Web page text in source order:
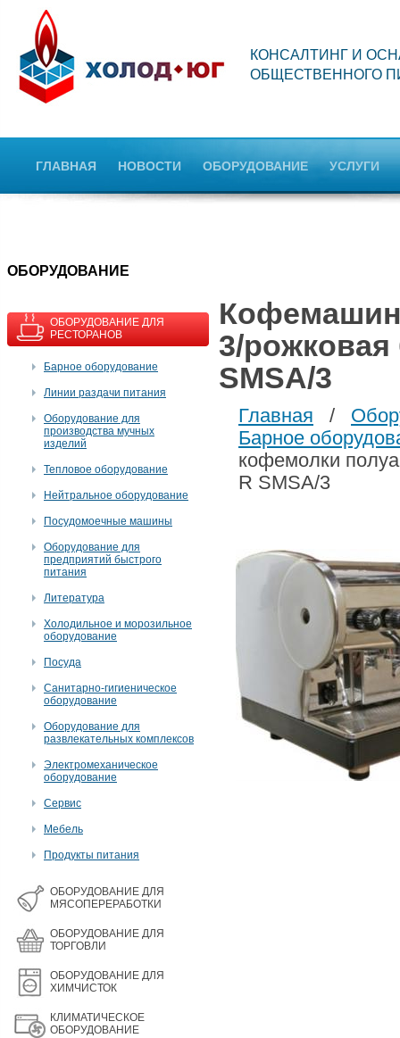
КОНСАЛТИНГ И
ОБЩЕСТВЕННОГО
ГЛАВНАЯ НОВОСТИ ОБОРУДОВАНИЕ УСЛУГИ
OБОРУДОВАНИЕ
ОБОРУДОВАНИЕ ДЛЯ
РЕСТОРАНОВ
Барное оборудование
Линии раздачи питания
Оборудование для
производства мучных
изделий
Тепловое оборудование
Нейтральное оборудование
Посудомоечные машины
Оборудование для
предприятий быстрого
питания
Литература
Холодильное и морозильное
оборудование
Посуда
Санитарно-гигиеническое
оборудование
Оборудование для
развлекательных комплексов
Электромеханическое
оборудование
Сервис
Мебель
Продукты питания
OБОРУДОВАНИЕ ДЛЯ
МЯСОПЕРЕРАБОТКИ
ОБОРУДОВАНИЕ ДЛЯ
ТОРГОВЛИ
ОБОРУДОВАНИЕ ДЛЯ
ХИМЧИСТОК
КЛИМАТИЧЕСКОЕ
ОБОРУДОВАНИЕ
3/рожковая
SMSA/3
Главная /
Барное
кофемолки
R SMSA/3